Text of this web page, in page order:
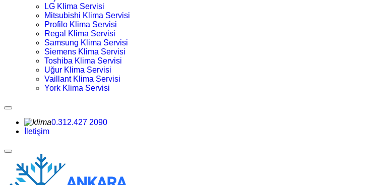
LG Klima Servisi
Mitsubishi Klima Servisi
Profilo Klima Servisi
Regal Klima Servisi
Samsung Klima Servisi
Siemens Klima Servisi
Toshiba Klima Servisi
Uğur Klima Servisi
Vaillant Klima Servisi
York Klima Servisi
0.312.427 2090
İletişim